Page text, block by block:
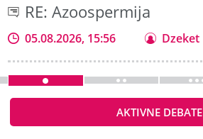
RE: Azoospermija
05.08.2026, 15:56 Dzeket
AKTIVNE DEBATE